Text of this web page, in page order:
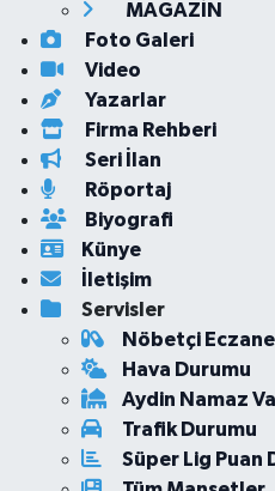
MAGAZİN
Foto Galeri
Video
Yazarlar
Firma Rehberi
Seri İlan
Röportaj
Biyografi
Künye
İletişim
Servisler
Nöbetçi
Hava Durumu
Aydin Namaz
Trafik Durumu
Süper Lig Puan